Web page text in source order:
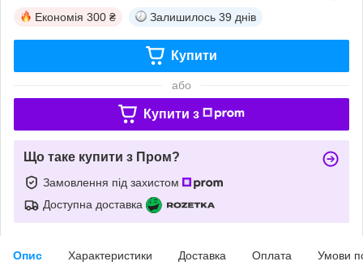
Економія 300 ₴ Залишилось 39 днів
Купити
або
Купити з
Що таке купити з Пром?
Замовлення під захистом
Доступна доставка
Опис Характеристики Доставка Оплата Умови